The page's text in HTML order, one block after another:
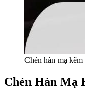
Chén hàn mạ
Chén Hàn Mạ